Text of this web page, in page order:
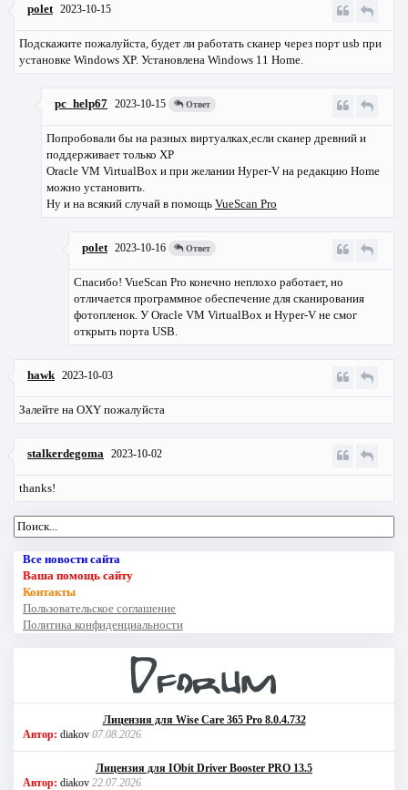
polet 2023-10-15
Подскажите пожалуйста, будет ли работать сканер через порт usb при
установке Windows XP. Установлена Windows 11 Home.
pc_help67 2023-10-15 Ответ
Попробовали бы на разных виртуалках,если сканер древний и
поддерживает только ХР
Oracle VM VirtualBox и при желании Hyper-V на редакцию Home
можно установить.
Ну и на всякий случай в помощь VueScan Pro
polet 2023-10-16 Ответ
Спасибо! VueScan Pro конечно неплохо работает, но
отличается программное обеспечение для сканирования
фотопленок. У Oracle VM VirtualBox и Hyper-V не смог
открыть порта USB.
hawk 2023-10-03
Залейте на OXY пожалуйста
stalkerdegoma 2023-10-02
thanks!
Все новости сайта
Ваша помощь сайту
Контакты
Пользовательское соглашение
Политика конфиденциальности
Лицензия для Wise Care 365 Pro 8.0.4.732
Автор: diakov 07.08.2026
Лицензия для IObit Driver Booster PRO 13.5
Автор: diakov 22.07.2026